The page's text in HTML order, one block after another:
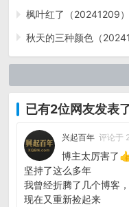
枫叶红了（20241209）
秋天的三种颜色（
已有2位网友发表
兴起百年 评论于
博主太厉害了
坚持了这么多年
我曾经折腾了几个博客
现在又重新捡起来